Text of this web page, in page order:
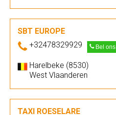
SBT EUROPE
+32478329929
Bel ons
Harelbeke (8530)
West Vlaanderen
TAXI ROESELARE